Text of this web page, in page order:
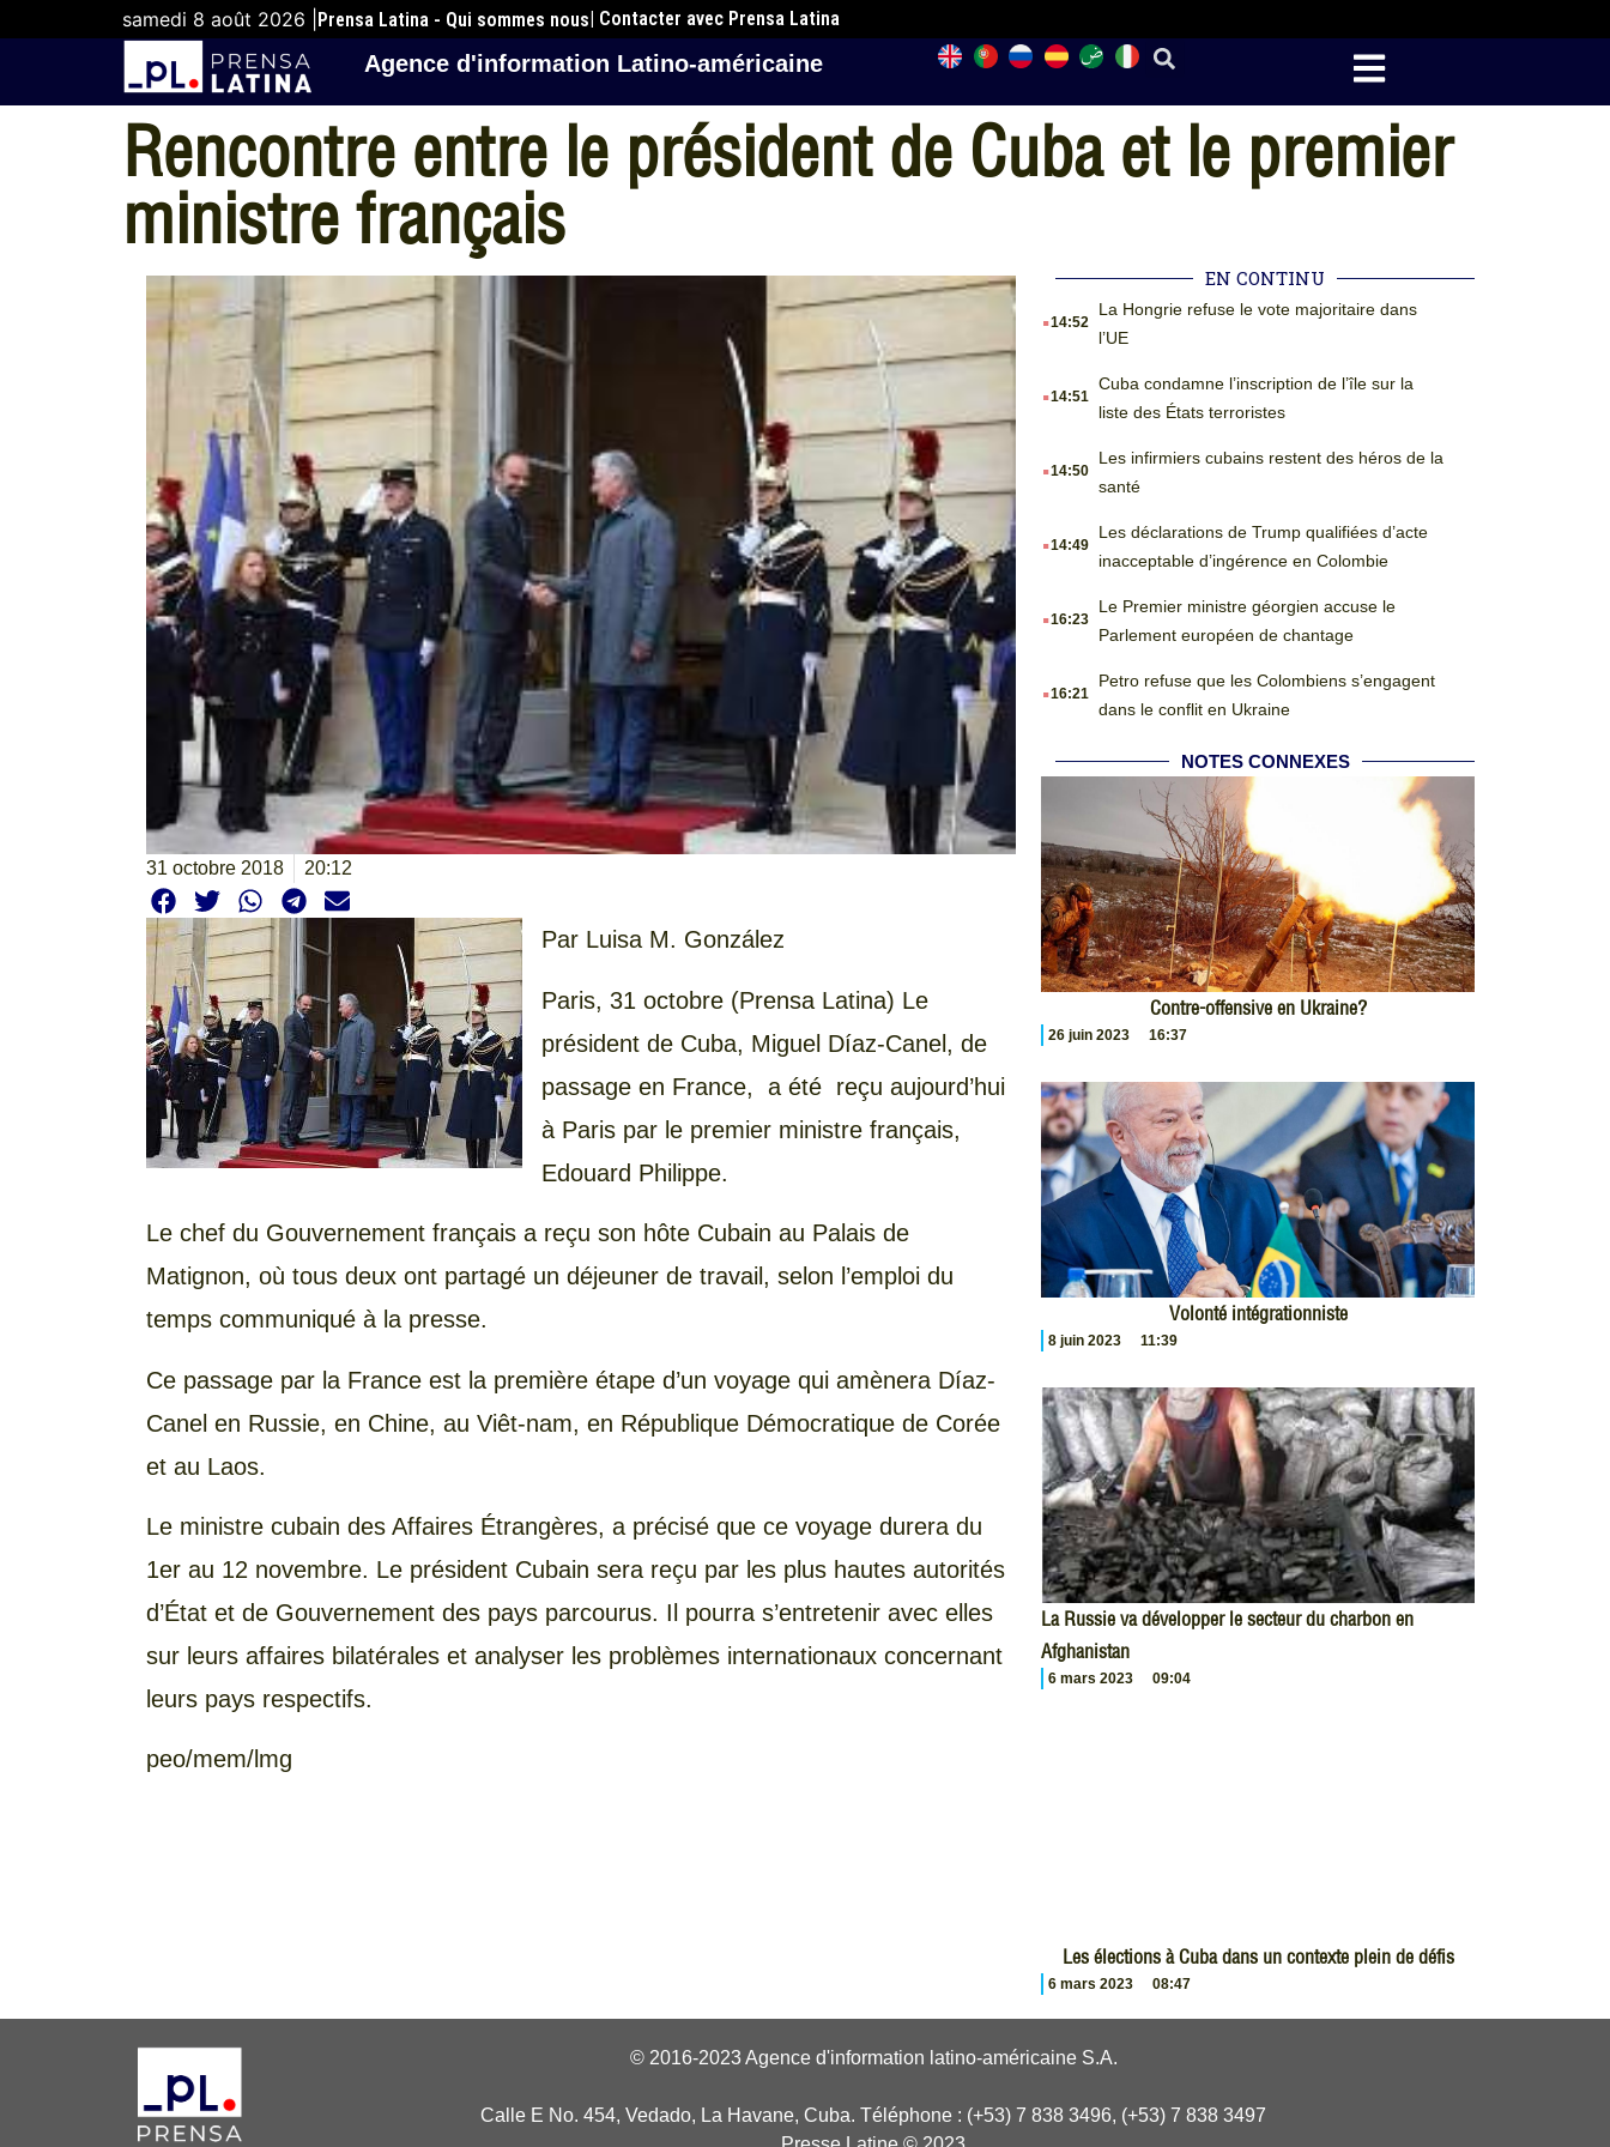
samedi 8 août 2026 | Prensa Latina - Qui sommes nous| Contacter avec Prensa Latina
Agence d'information Latino-américaine
Rencontre entre le président de Cuba et le premier
ministre français
31 octobre 2018 20:12
Par Luisa M. González
Paris, 31 octobre (Prensa Latina) Le
président de Cuba, Miguel Díaz-Canel, de
passage en France, a été reçu aujourd’hui
à Paris par le premier ministre français,
Edouard Philippe.
Le chef du Gouvernement français a reçu son hôte Cubain au Palais de
Matignon, où tous deux ont partagé un déjeuner de travail, selon l’emploi du
temps communiqué à la presse.
Ce passage par la France est la première étape d’un voyage qui amènera Díaz-
Canel en Russie, en Chine, au Viêt-nam, en République Démocratique de Corée
et au Laos.
Le ministre cubain des Affaires Étrangères, a précisé que ce voyage durera du
1er au 12 novembre. Le président Cubain sera reçu par les plus hautes autorités
d’État et de Gouvernement des pays parcourus. Il pourra s’entretenir avec elles
sur leurs affaires bilatérales et analyser les problèmes internationaux concernant
leurs pays respectifs.
peo/mem/lmg
EN CONTINU
.14:52
La Hongrie refuse le vote majoritaire dans
l’UE
.14:51
Cuba condamne l’inscription de l’île sur la
liste des États terroristes
.14:50
Les infirmiers cubains restent des héros de la
santé
.14:49
Les déclarations de Trump qualifiées d’acte
inacceptable d’ingérence en Colombie
.16:23
Le Premier ministre géorgien accuse le
Parlement européen de chantage
.16:21
Petro refuse que les Colombiens s’engagent
dans le conflit en Ukraine
NOTES CONNEXES
Contre-offensive en Ukraine?
26 juin 2023 16:37
Volonté intégrationniste
8 juin 2023 11:39
La Russie va développer le secteur du charbon en
Afghanistan
6 mars 2023 09:04
Les élections à Cuba dans un contexte plein de défis
6 mars 2023 08:47
© 2016-2023 Agence d'information latino-américaine S.A.
Calle E No. 454, Vedado, La Havane, Cuba. Téléphone : (+53) 7 838 3496, (+53) 7 838 3497